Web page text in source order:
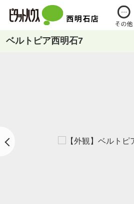
ベルトピア西明石7